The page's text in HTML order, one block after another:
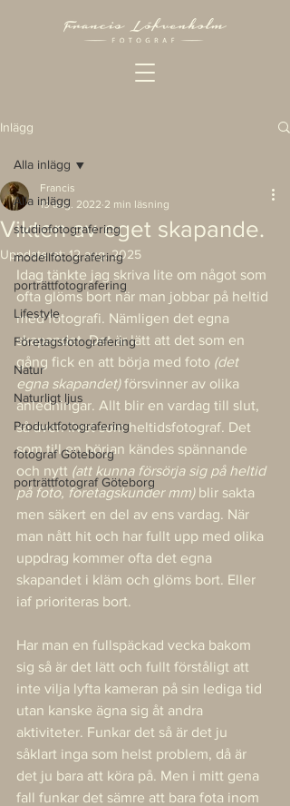
Inlägg
Alla inlägg
studiofotografering
modellfotografering
porträttfotografering
Lifestyle
Företagsfotografering
Natur
Naturligt ljus
Produktfotografering
fotograf Göteborg
porträttfotograf Göteborg
Alla inlägg
Vikten av eget skapande.
Francis
19 aug. 2022 2 min läsning
Uppdaterat:12 aug. 2025
Idag tänkte jag skriva lite om något som
ofta glöms bort när man jobbar på heltid
med fotografi. Nämligen det egna
skapandet. Det är lätt att det som en
gång fick en att börja med foto (det
egna skapandet) försvinner av olika
anledningar. Allt blir en vardag till slut,
så även livet som heltidsfotograf. Det
som till en början kändes spännande
och nytt (att kunna försörja sig på heltid
på foto, företagskunder mm) blir sakta
men säkert en del av ens vardag. När
man nått hit och har fullt upp med olika
uppdrag kommer ofta det egna
skapandet i kläm och glöms bort. Eller
iaf prioriteras bort.
Har man en fullspäckad vecka bakom
sig så är det lätt och fullt förståligt att
inte vilja lyfta kameran på sin lediga tid
utan kanske ägna sig åt andra
aktiviteter. Funkar det så är det ju
såklart inga som helst problem, då är
det ju bara att köra på. Men i mitt gena
fall funkar det sämre att bara fota inom